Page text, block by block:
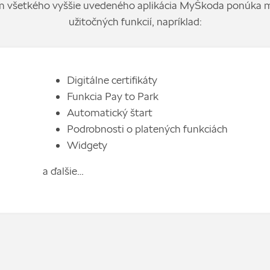
všetkého vyššie uvedeného aplikácia MyŠkoda ponúka
užitočných funkcií, napríklad:
Digitálne certifikáty
Funkcia Pay to Park
Automatický štart
Podrobnosti o platených funkciách
Widgety
a ďalšie…